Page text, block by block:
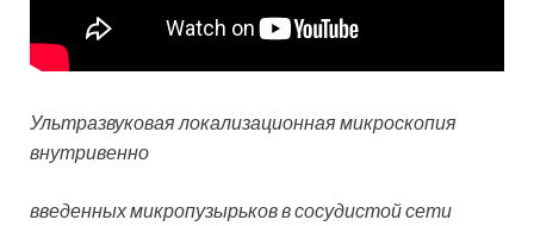
Ультразвуковая локализационная микроскопия
внутривенно
введенных микропузырьков в сосудистой сети